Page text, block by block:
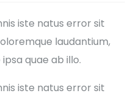
iste natus error sit
laudantium,
quae ab illo.
iste natus error sit